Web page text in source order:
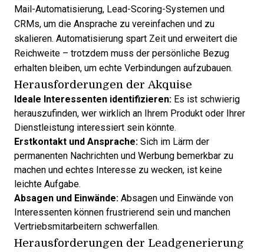
Mail-Automatisierung, Lead-Scoring-Systemen und
CRMs, um die Ansprache zu vereinfachen und zu
skalieren. Automatisierung spart Zeit und erweitert die
Reichweite – trotzdem muss der persönliche Bezug
erhalten bleiben, um echte Verbindungen aufzubauen.
Herausforderungen der Akquise
Ideale Interessenten identifizieren: Es ist schwierig
herauszufinden, wer wirklich an Ihrem Produkt oder Ihrer
Dienstleistung interessiert sein könnte.
Erstkontakt und Ansprache: Sich im Lärm der
permanenten Nachrichten und Werbung bemerkbar zu
machen und echtes Interesse zu wecken, ist keine
leichte Aufgabe.
Absagen und Einwände: Absagen und Einwände von
Interessenten können frustrierend sein und manchen
Vertriebsmitarbeitern schwerfallen.
Herausforderungen der Leadgenerierung